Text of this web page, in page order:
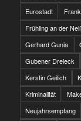
Eurostadt
Frühling an der
Gerhard Gunia
Gubener Dreieck
Kerstin Geilich
Kriminalität
Neujahrsempfang